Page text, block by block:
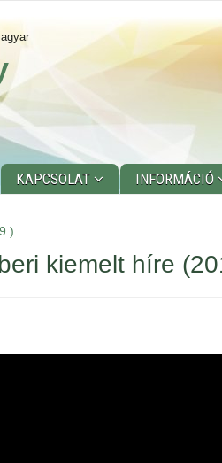
KAPCSOLAT INFORMÁCIÓ
kiemelt híre